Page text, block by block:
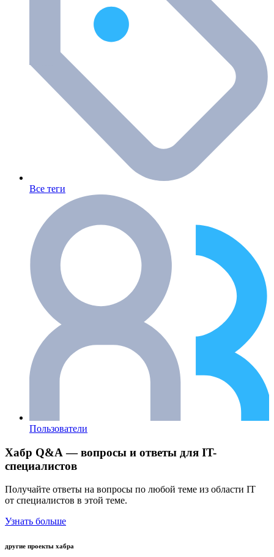
Все теги
Пользователи
Хабр Q&A — вопросы и ответы для IT-
специалистов
Получайте ответы на вопросы по любой теме из области IT
от специалистов в этой теме.
Узнать больше
другие проекты хабра